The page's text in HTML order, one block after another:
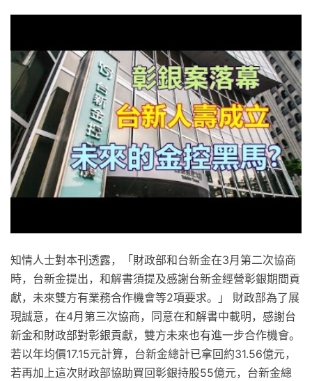
知情人士對本刊透露，「財政部和台新金在3月第二次協商
時，台新金提出，和解書須提及感謝台新金經營彰銀期間貢
獻，未來雙方有業務合作機會等2項要求。」 財政部為了展
現誠意，在4月第三次協商，同意在和解書中載明，感謝台
新金和財政部對彰銀貢獻，雙方未來也有進一步合作機會。
若以年均價17.15元計算，台新金總計已拿回約31.56億元，
若再加上這次財政部協助買回彰銀持股55億元，台新金總